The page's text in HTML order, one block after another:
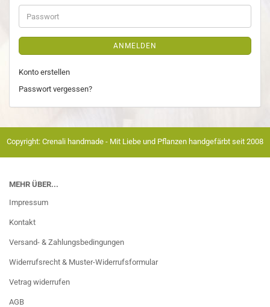
ANMELDEN
Konto erstellen
Passwort vergessen?
Copyright: Crenali handmade - Mit Liebe und Pflanzen handgefärbt seit 2008
MEHR ÜBER...
Impressum
Kontakt
Versand- & Zahlungsbedingungen
Widerrufsrecht & Muster-Widerrufsformular
Vetrag widerrufen
AGB